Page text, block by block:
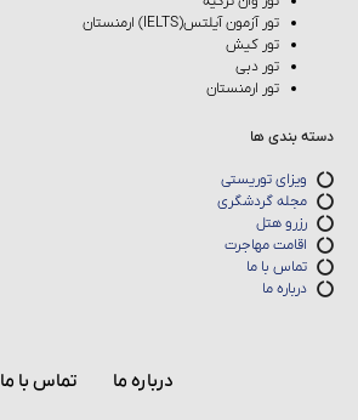
تور آزمون آیلتس(IELTS) ارمنستان
تور کیش
تور دبی
تور ارمنستان
دسته بندی ها
ویزای توریستی
مجله گردشگری
رزرو هتل
اقامت مهاجرت
تماس با ما
درباره ما
درباره ما تماس با ما